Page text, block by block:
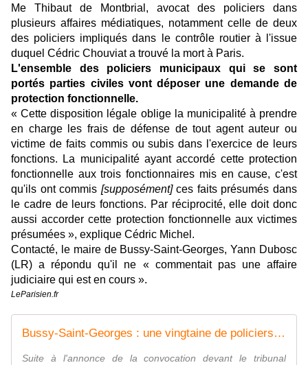
Me Thibaut de Montbrial, avocat des policiers dans
plusieurs affaires médiatiques, notamment celle de deux
des policiers impliqués dans le contrôle routier à l'issue
duquel Cédric Chouviat a trouvé la mort à Paris.
L'ensemble des policiers municipaux qui se sont
portés parties civiles vont déposer une demande de
protection fonctionnelle.
« Cette disposition légale oblige la municipalité à prendre
en charge les frais de défense de tout agent auteur ou
victime de faits commis ou subis dans l'exercice de leurs
fonctions. La municipalité ayant accordé cette protection
fonctionnelle aux trois fonctionnaires mis en cause, c'est
qu'ils ont commis [supposément]ces faits présumés dans
le cadre de leurs fonctions. Par réciprocité, elle doit donc
aussi accorder cette protection fonctionnelle aux victimes
présumées », explique Cédric Michel.
Contacté, le maire de Bussy-Saint-Georges, Yann Dubosc
(LR) a répondu qu'il ne « commentait pas une affaire
judiciaire qui est en cours ».
LeParisien.fr
Bussy-Saint-Georges : une vingtaine de policiers municipaux se constituent parties civiles
Suite à l'annonce de la convocation devant le tribunal